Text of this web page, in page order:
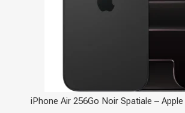
iPhone Air 256Go Noir Spatiale –